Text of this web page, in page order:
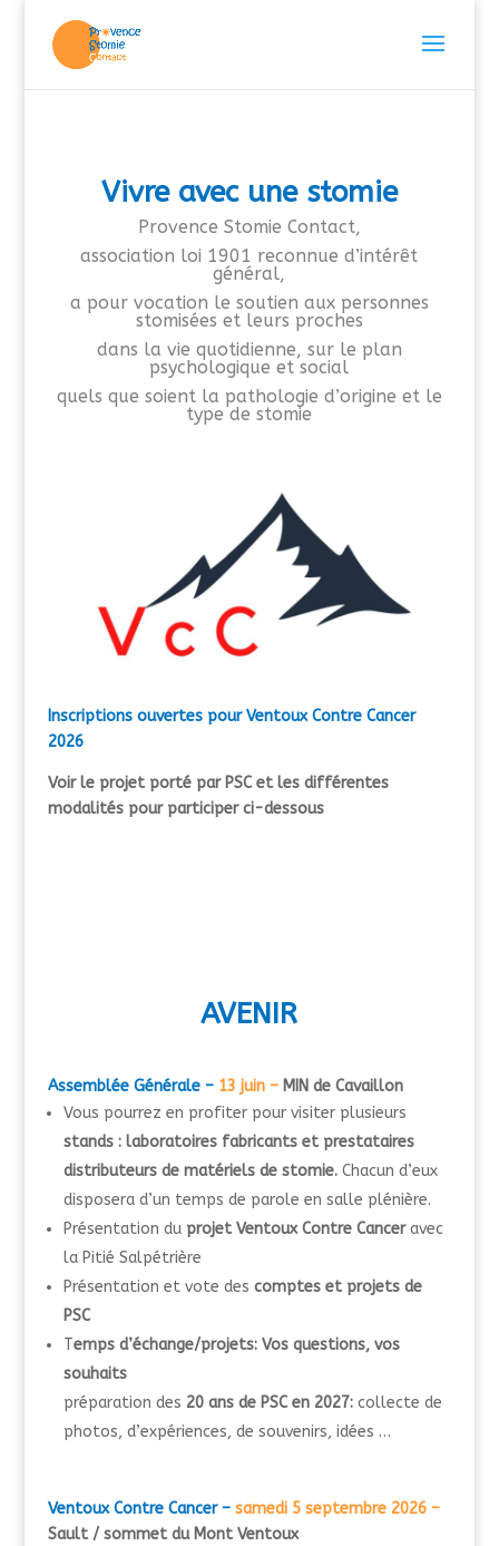
Vivre avec une stomie
Provence Stomie Contact,
association loi 1901 reconnue d’intérêt
général,
a pour vocation le soutien aux personnes
stomisées et leurs proches
dans la vie quotidienne, sur le plan
psychologique et social
quels que soient la pathologie d’origine et le
type de stomie
Inscriptions ouvertes pour Ventoux Contre Cancer
2026
Voir le projet porté par PSC et les différentes
modalités pour participer ci-dessous
AVENIR
Assemblée Générale – 13 juin – MIN de Cavaillon
Vous pourrez en profiter pour visiter plusieurs
stands : laboratoires fabricants et prestataires
distributeurs de matériels de stomie.Chacun d’eux
disposera d’un temps de parole en salle plénière.
Présentation du projet Ventoux Contre Canceravec
la Pitié Salpétrière
Présentation et vote des comptes et projets de
PSC
Temps d’échange/projets: Vos questions, vos
souhaits
préparation des 20 ans de PSC en 2027: collecte de
photos, d’expériences, de souvenirs, idées …
Ventoux Contre Cancer – samedi 5 septembre 2026 –
Sault / sommet du Mont Ventoux